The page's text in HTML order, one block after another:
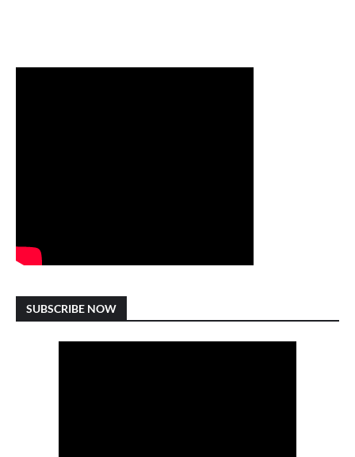
SUBSCRIBE NOW